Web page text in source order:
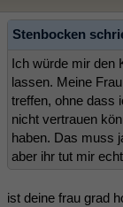
Stenbocken
Ich würde mir den
lassen. Meine
treffen, ohne dass
nicht vertrauen
haben. Das muss
aber ihr tut mir
ist deine frau grad